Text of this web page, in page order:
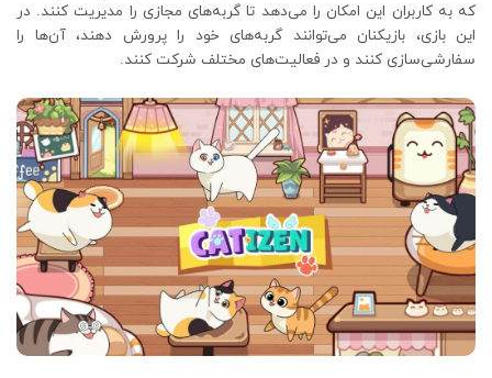
که به کاربران این امکان را می‌دهد تا گربه‌های مجازی را مدیریت کنند. در
این بازی، بازیکنان می‌توانند گربه‌های خود را پرورش دهند، آن‌ها را
سفارشی‌سازی کنند و در فعالیت‌های مختلف شرکت کنند.